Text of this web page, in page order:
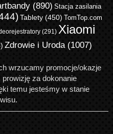
(890) Stacja zasilania
Tablety(450) TomTop.com
(291) Xiaomi
Zdrowie i Uroda(1007)
wrzucamy promocje/okazje
za dokonanie
temu jesteśmy w stanie